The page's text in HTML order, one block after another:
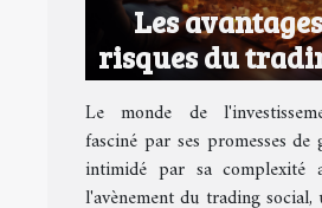
Les
risques du
pour les
novices
Le monde de
fasciné par ses promesses de
intimidé par sa complexité
l'avènement du trading social,